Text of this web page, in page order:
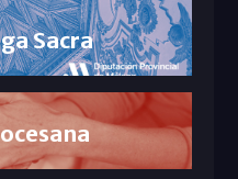
Sacra